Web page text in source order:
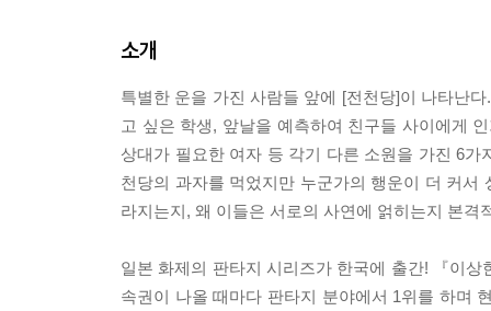
소개
특별한 운을 가진 사람들 앞에 [전천당]이 나타난
고 싶은 학생, 앞날을 예측하여 친구들 사이에게
상대가 필요한 여자 등 각기 다른 소원을 가진 6
천당의 과자를 먹었지만 누군가의 행운이 더 커
라지는지, 왜 이들은 서로의 사연에 얽히는지 본격
일본 화제의 판타지 시리즈가 한국에 출간! 『이
속권이 나올 때마다 판타지 분야에서 1위를 하며